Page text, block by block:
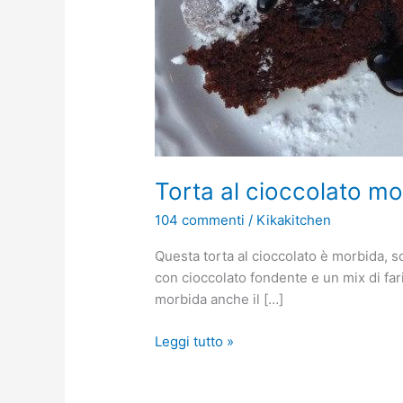
Torta al cioccolato
104 commenti / Kikakitchen
Questa torta al cioccolato è morbida,
con cioccolato fondente e un mix di
morbida anche il […]
Leggi tutto »